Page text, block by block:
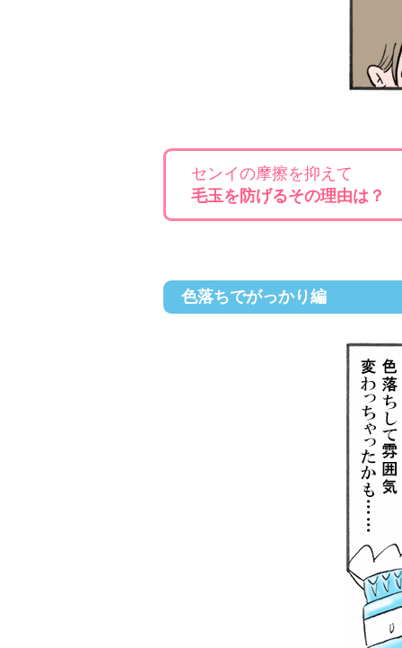
センイの摩擦を抑えて
毛玉を防げるその理由は？
色落ちでがっかり編